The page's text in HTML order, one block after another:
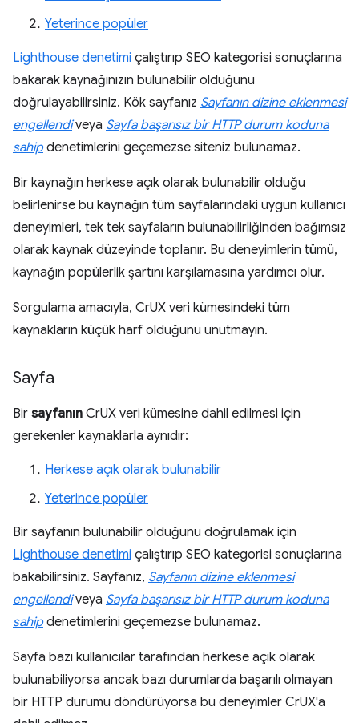
Yeterince popüler
Lighthouse denetimi çalıştırıp SEO kategorisi sonuçlarına
bakarak kaynağınızın bulunabilir olduğunu
doğrulayabilirsiniz. Kök sayfanız Sayfanın dizine eklenmesi
engellendiveya Sayfa başarısız bir HTTP durum koduna
sahipdenetimlerini geçemezse siteniz bulunamaz.
Bir kaynağın herkese açık olarak bulunabilir olduğu
belirlenirse bu kaynağın tüm sayfalarındaki uygun kullanıcı
deneyimleri, tek tek sayfaların bulunabilirliğinden bağımsız
olarak kaynak düzeyinde toplanır. Bu deneyimlerin tümü,
kaynağın popülerlik şartını karşılamasına yardımcı olur.
Sorgulama amacıyla, CrUX veri kümesindeki tüm
kaynakların küçük harf olduğunu unutmayın.
Sayfa
Bir sayfanın CrUX veri kümesine dahil edilmesi için
gerekenler kaynaklarla aynıdır:
Herkese açık olarak bulunabilir
Yeterince popüler
Bir sayfanın bulunabilir olduğunu doğrulamak için
Lighthouse denetimi çalıştırıp SEO kategorisi sonuçlarına
bakabilirsiniz. Sayfanız, Sayfanın dizine eklenmesi
engellendiveya Sayfa başarısız bir HTTP durum koduna
sahipdenetimlerini geçemezse bulunamaz.
Sayfa bazı kullanıcılar tarafından herkese açık olarak
bulunabiliyorsa ancak bazı durumlarda başarılı olmayan
bir HTTP durumu döndürüyorsa bu deneyimler CrUX'a